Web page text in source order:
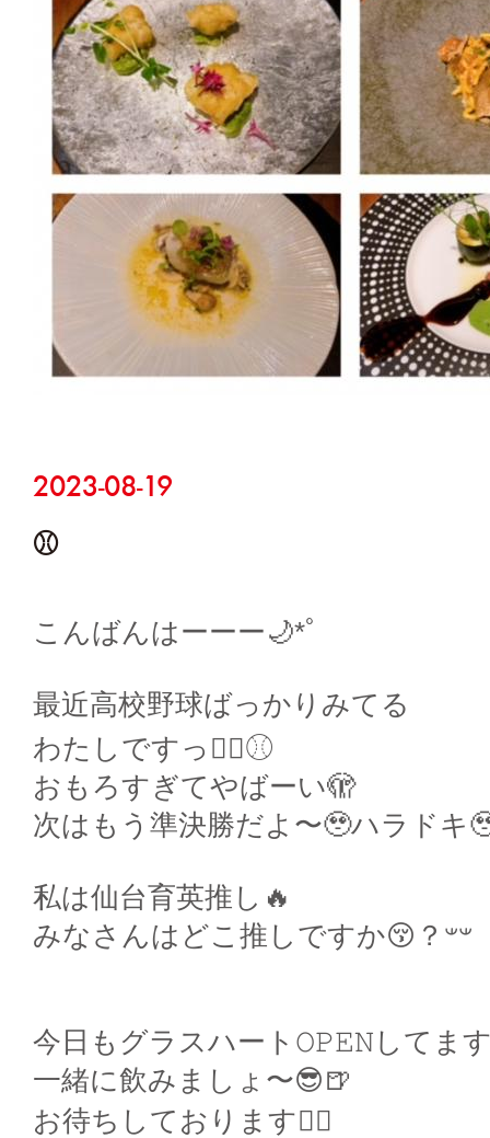
2023-08-19
⚾️
こんばんはーーー🌙*ﾟ
最近高校野球ばっかりみてる
わたしですっ💁‍♀️⚾︎
おもろすぎてやばーい🫣
次はもう準決勝だよ〜🥹ハラドキ
私は仙台育英推し🔥
今日もグラスハート𝙾𝙿𝙴𝙽してま
一緒に飲みましょ〜😎🍺
お待ちしております🙇‍♀️